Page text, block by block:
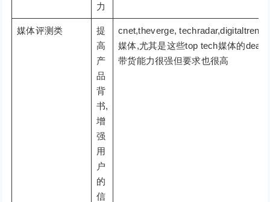
力
媒体评测类
提
高
产
品
背
书,
增
强
用
户
的
信
cnet,theverge,
媒体,尤其是这些top tech媒体的deal
带货能力很强但要求也很高